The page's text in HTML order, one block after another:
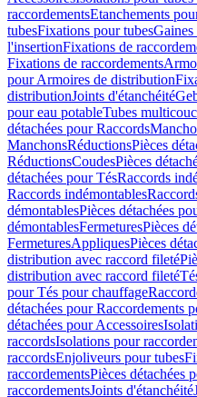
raccordementsEtanchements
tubesFixations pour tubesGaines
l'insertionFixations de
Fixations de raccordements
pour Armoires de distribution
distributionJoints d'étanchéité
pour eau potableTubes
détachées pour Raccords
ManchonsRéductionsPièces
RéductionsCoudesPièces
détachées pour TésRaccords
Raccords indémontables
démontablesPièces détachées
démontablesFermeturesPièces
FermeturesAppliquesPièces
distribution avec raccord fileté
distribution avec raccord fileté
pour Tés pour chauffage
détachées pour Raccordements
détachées pour Accessoires
raccordsIsolations pour
raccordsEnjoliveurs pour tubes
raccordementsPièces détachées
raccordementsJoints d'étanchéité